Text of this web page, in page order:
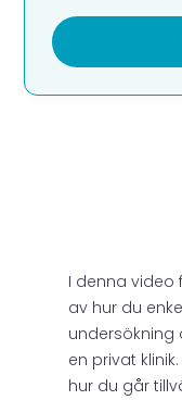
I denna
av hur du
undersökning
en privat
hur du går